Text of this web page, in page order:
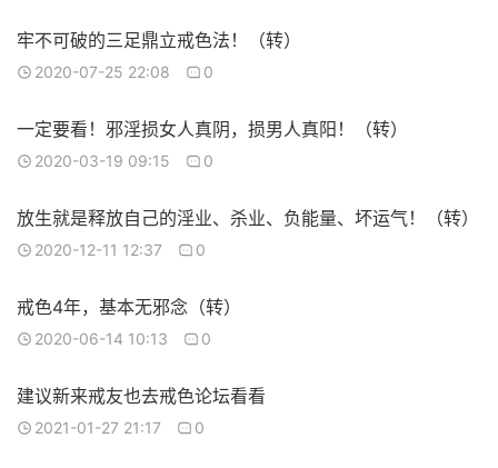
牢不可破的三足鼎立戒色法！（转）
2020-07-25 22:08 0
一定要看！邪淫损女人真阴，损男人真阳！（转）
2020-03-19 09:15 0
放生就是释放自己的淫业、杀业、负能量、坏运气！（转）
2020-12-11 12:37 0
戒色4年，基本无邪念（转）
2020-06-14 10:13 0
建议新来戒友也去戒色论坛看看
2021-01-27 21:17 0